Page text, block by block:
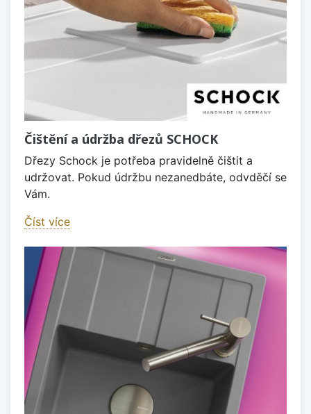
Čištění a údržba dřezů SCHOCK
Dřezy Schock je potřeba pravidelně čištit a
udržovat. Pokud údržbu nezanedbáte, odvděčí se
Vám.
Číst více